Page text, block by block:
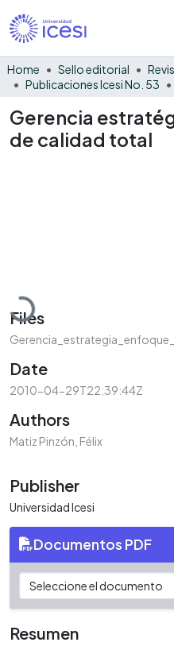
Home Sello editorial
Publicaciones Icesi No. 53
Gerencia
de calidad total
Files
Date
2010-04-29T22:39:44Z
Authors
Matiz Pinzón, Félix
Publisher
Universidad Icesi
Documentos PDF
Resumen